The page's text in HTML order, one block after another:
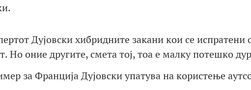
Дујовски хибридните закани кои се испратени
Но оние другите, смета тој, тоа е малку потешко
за Франција Дујовски упатува на користење